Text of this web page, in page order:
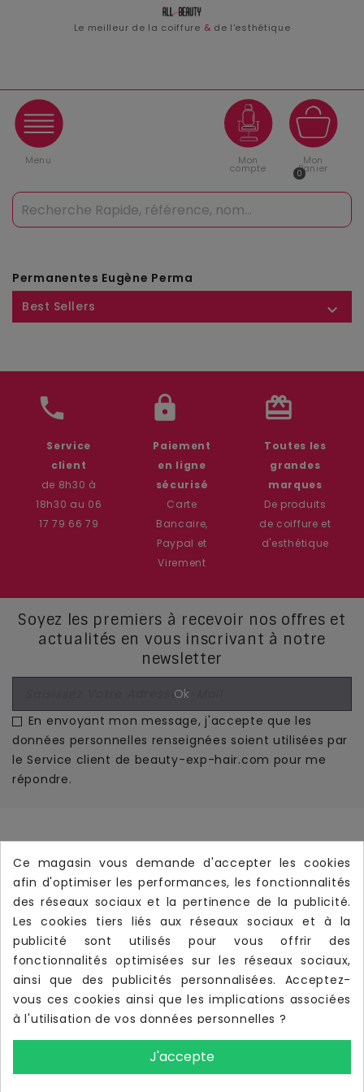
Le meilleur de la coiffure & de l'esthétique
0
Mon
Panier
Menu Mon
compte
Permanentes Eugène Perma
Best Sellers

phone
Service
client
de 8h30 à
18h30 au 06
17 79 66 79
lock
Paiement
en ligne
sécurisé
Carte
Bancaire,
Paypal et
Virement
card_giftcard
Toutes les
grandes
marques
De produits
de coiffure et
d'esthétique
Soyez les premiers à recevoir nos offres et
actualités en vous inscrivant à notre
newsletter
En envoyant mon message, j'accepte que les
données personnelles renseignées soient utilisées par
le Service client de beauty-exp-hair.com pour me
répondre.
Informations
Produits

Notre Société

Votre Compte

local_shipping Livraison Rapide
Livraison offerte dès190 €d’achat TTC
Ce magasin vous demande d'accepter les cookies
afin d'optimiser les performances, les fonctionnalités
des réseaux sociaux et la pertinence de la publicité.
Les cookies tiers liés aux réseaux sociaux et à la
publicité sont utilisés pour vous offrir des
fonctionnalités optimisées sur les réseaux sociaux,
ainsi que des publicités personnalisées. Acceptez-
vous ces cookies ainsi que les implications associées
à l'utilisation de vos données personnelles ?
J'accepte